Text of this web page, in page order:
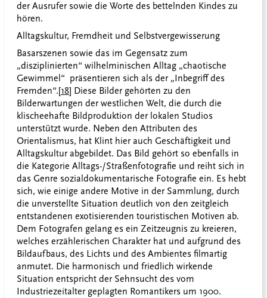
der Ausrufer sowie die Worte des bettelnden Kindes zu
hören.
Alltagskultur, Fremdheit und Selbstvergewisserung
Basarszenen sowie das im Gegensatz zum
„disziplinierten“ wilhelminischen Alltag „chaotische
Gewimmel“ präsentieren sich als der „Inbegriff des
Fremden“.[18] Diese Bilder gehörten zu den
Bilderwartungen der westlichen Welt, die durch die
klischeehafte Bildproduktion der lokalen Studios
unterstützt wurde. Neben den Attributen des
Orientalismus, hat Klint hier auch Geschäftigkeit und
Alltagskultur abgebildet. Das Bild gehört so ebenfalls in
die Kategorie Alltags-/Straßenfotografie und reiht sich in
das Genre sozialdokumentarische Fotografie ein. Es hebt
sich, wie einige andere Motive in der Sammlung, durch
die unverstellte Situation deutlich von den zeitgleich
entstandenen exotisierenden touristischen Motiven ab.
Dem Fotografen gelang es ein Zeitzeugnis zu kreieren,
welches erzählerischen Charakter hat und aufgrund des
Bildaufbaus, des Lichts und des Ambientes filmartig
anmutet. Die harmonisch und friedlich wirkende
Situation entspricht der Sehnsucht des vom
Industriezeitalter geplagten Romantikers um 1900.